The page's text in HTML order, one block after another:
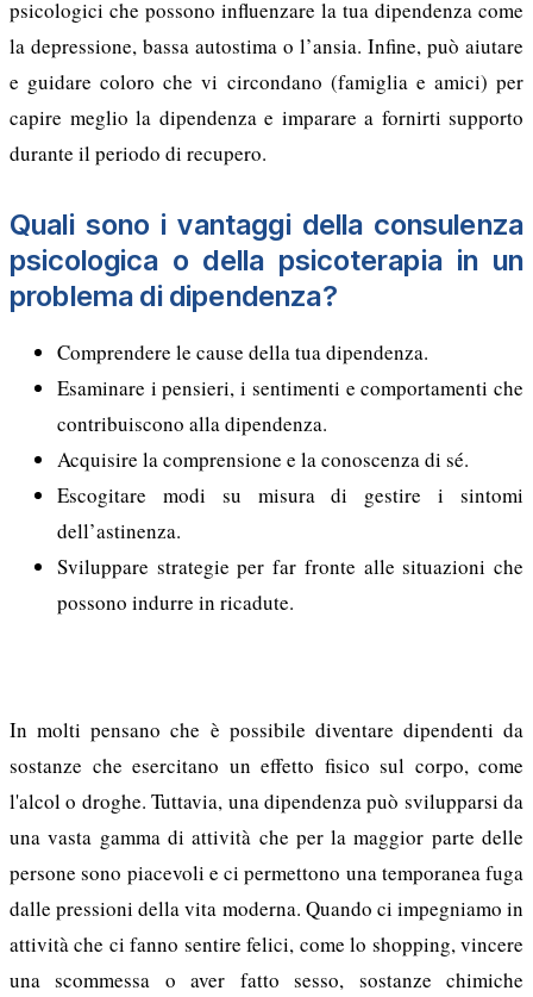
psicologici che possono influenzare la tua dipendenza come
la depressione, bassa autostima o l’ansia. Infine, può aiutare
e guidare coloro che vi circondano (famiglia e amici) per
capire meglio la dipendenza e imparare a fornirti supporto
durante il periodo di recupero.
Quali sono i vantaggi della consulenza
psicologica o della psicoterapia in un
problema di dipendenza?
Comprendere le cause della tua dipendenza.
Esaminare i pensieri, i sentimenti e comportamenti che
contribuiscono alla dipendenza.
Acquisire la comprensione e la conoscenza di sé.
Escogitare modi su misura di gestire i sintomi
dell’astinenza.
Sviluppare strategie per far fronte alle situazioni che
possono indurre in ricadute.
In molti pensano che è possibile diventare dipendenti da
sostanze che esercitano un effetto fisico sul corpo, come
l'alcol o droghe. Tuttavia, una dipendenza può svilupparsi da
una vasta gamma di attività che per la maggior parte delle
persone sono piacevoli e ci permettono una temporanea fuga
dalle pressioni della vita moderna. Quando ci impegniamo in
attività che ci fanno sentire felici, come lo shopping, vincere
una scommessa o aver fatto sesso, sostanze chimiche